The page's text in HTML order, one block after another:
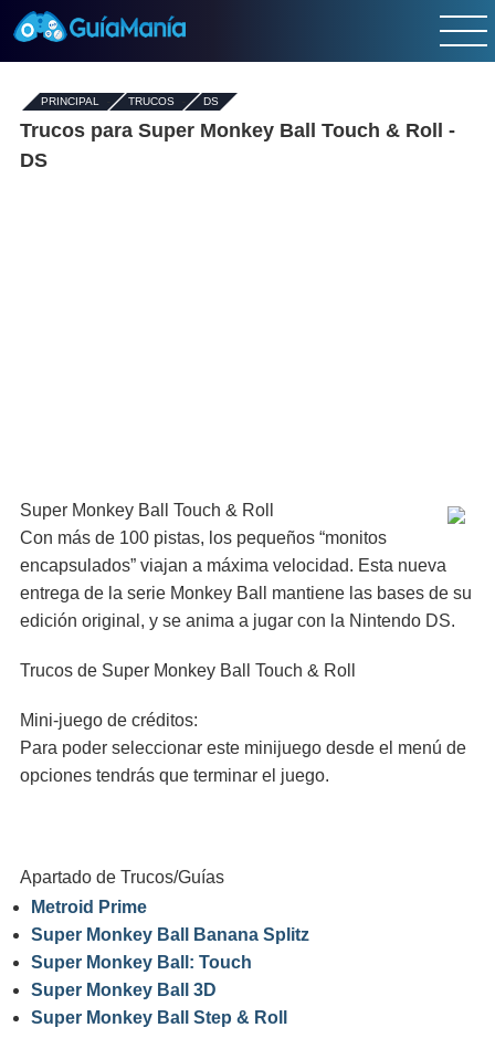
PRINCIPAL - TRUCOS- DS
Trucos para Super Monkey Ball Touch & Roll -
DS
Super Monkey Ball Touch & Roll
Con más de 100 pistas, los pequeños “monitos
encapsulados” viajan a máxima velocidad. Esta nueva
entrega de la serie Monkey Ball mantiene las bases de su
edición original, y se anima a jugar con la Nintendo DS.
Trucos de Super Monkey Ball Touch & Roll
Mini-juego de créditos:
Para poder seleccionar este minijuego desde el menú de
opciones tendrás que terminar el juego.
Apartado de Trucos/Guías
Metroid Prime
Super Monkey Ball Banana Splitz
Super Monkey Ball: Touch
Super Monkey Ball 3D
Super Monkey Ball Step & Roll